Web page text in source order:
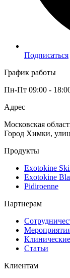
Подписаться
График работы
Пн-Пт 09:00 -
Адрес
Московская
Город Химки,
Продукты
Exotokine
Exotokine
Pidiroenne
Партнерам
Статьи
Клиентам